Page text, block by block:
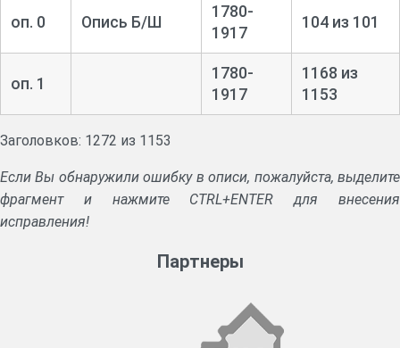
Дела о продаже имений. Окладные книги.
Переписка о распределении натуральных повинностей, о
сборе денег на ополчение, о рекрутских наборах, о ценах на
фураж, о хлебозапасных магазинах.
Дела об определении дворянских детей в учебные
заведения, о назначении пособий.
Формулярные списки чиновников, дела о перемещениях
оп. 0 Опись Б/Ш
1780-
1917
104 из 101
оп. 1
1780-
1917
1168 из
1153
Заголовков: 1272 из 1153
Если Вы обнаружили ошибку в описи, пожалуйста, выделите
фрагмент и нажмите CTRL+ENTER для внесения
исправления!
Партнеры